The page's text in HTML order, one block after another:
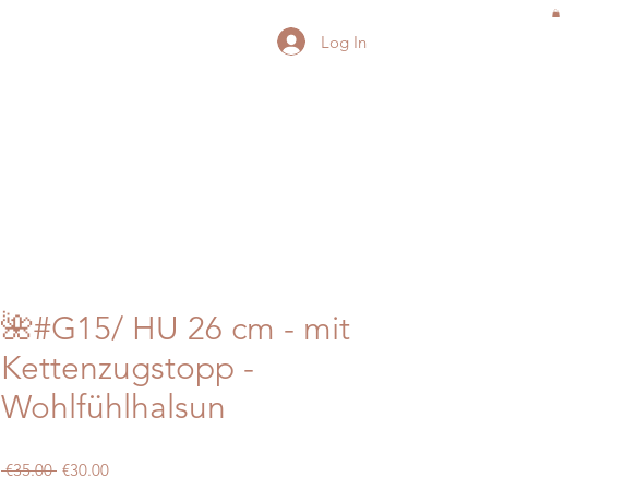
Log In
🌺#G15/ HU 26 cm - mit
Kettenzugstopp -
Wohlfühlhalsun
€35.00 Regular
€30.00Sale